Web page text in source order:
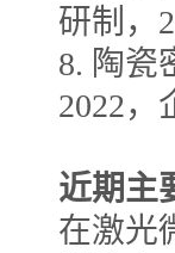
研制，
8. 陶瓷
2022，
近期主
在激光